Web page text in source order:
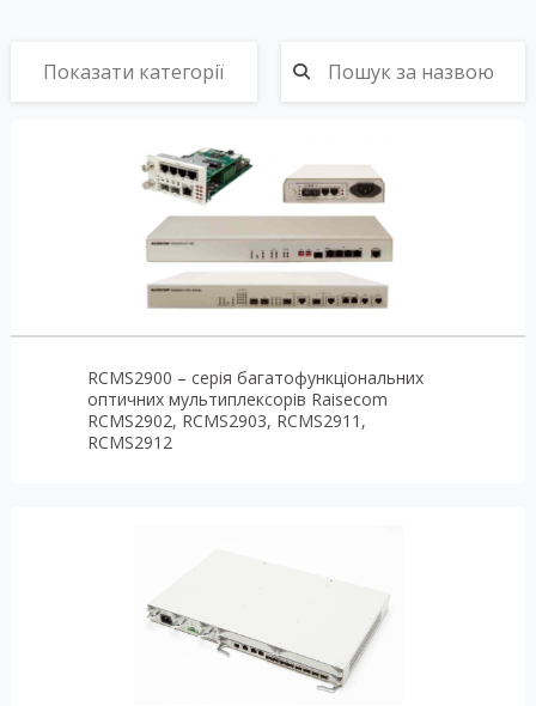
Показати категорії
RCMS2900 – серія багатофункціональних
оптичних мультиплексорів Raisecom
RCMS2902, RCMS2903, RCMS2911,
RCMS2912